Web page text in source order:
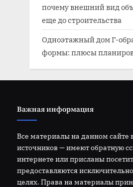
почему внешний вид
еще до строительства
Одноэтажный дом Г-
формы: плюсы
Важная информация
Все материалы на данном сайте
источников — имеют обратную
интернете или присланы
предоставляются
целях. Права на материалы